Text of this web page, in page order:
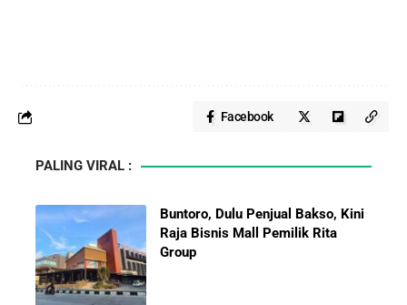
Facebook
PALING VIRAL :
Buntoro, Dulu Penjual Bakso, Kini
Raja Bisnis Mall Pemilik Rita
Group